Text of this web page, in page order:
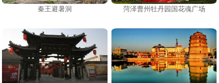
秦王避暑洞 菏泽曹州牡丹园国花魂广场